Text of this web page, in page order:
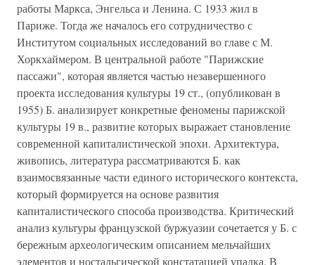
работы Маркса, Энгельса и Ленина. С 1933 жил в
Париже. Тогда же началось его сотрудничество с
Институтом социальных исследований во главе с М.
Хоркхаймером. В центральной работе "Парижские
пассажи", которая является частью незавершенного
проекта исследования культуры 19 ст., (опубликован в
1955) Б. анализирует конкретные феномены парижской
культуры 19 в., развитие которых выражает становление
современной капиталистической эпохи. Архитектура,
живопись, литература рассматриваются Б. как
взаимосвязанные части единого исторического контекста,
который формируется на основе развития
капиталистического способа производства. Критический
анализ культуры французской буржуазии сочетается у Б. с
бережным археологическим описанием мельчайших
элементов и ностальгической констатацией упадка. В